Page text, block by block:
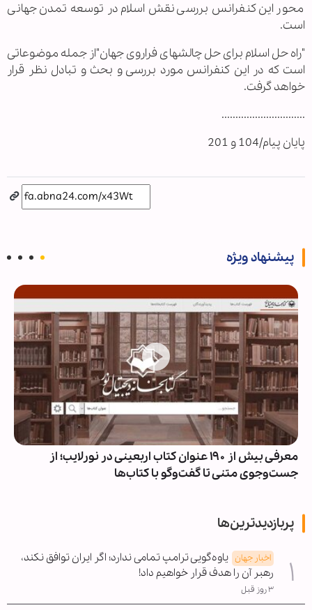
محور این کنفرانس بررسی نقش اسلام در توسعه تمدن جهانی
است.
"راه حل اسلام برای حل چالشهای فراروی جهان"از جمله موضوعاتی
است که در این کنفرانس مورد بررسی و بحث و تبادل نظر قرار
خواهد گرفت.
..............................
پایان پیام/104 و 201
پیشنهاد ویژه
بیش از ۱۹۰ عنوان کتاب اربعینی در نورلایب؛ از
با کتاب‌ها
پاسخ قالیباف به
پربازدیدترین‌ها
اخبار جهان یاوه‌گویی ترامپ تمامی ندارد؛ اگر ایران توافق نکند،
رهبر آن را هدف قرار خواهیم داد!
۳ روز قبل